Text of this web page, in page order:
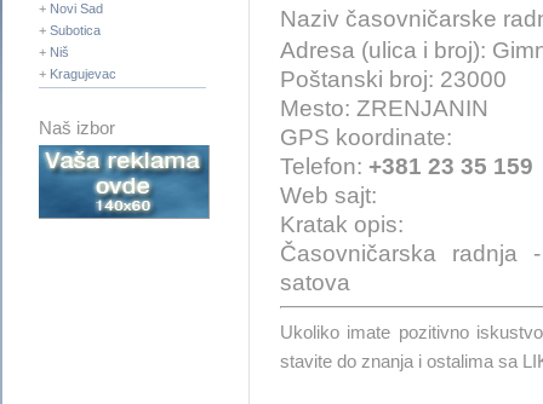
+ Novi Sad
+ Subotica
+ Niš
+ Kragujevac
Naš izbor
Naziv časovničarske
Adresa (ulica i broj):
Poštanski broj: 23000
Mesto: ZRENJANIN
GPS koordinate:
Telefon: +381 23 35 159
Web sajt:
Kratak opis:
Časovničarska
satova
Ukoliko imate pozitivno
stavite do znanja i ostalima sa